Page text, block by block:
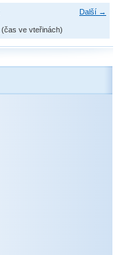
Další →
(čas ve vteřinách)